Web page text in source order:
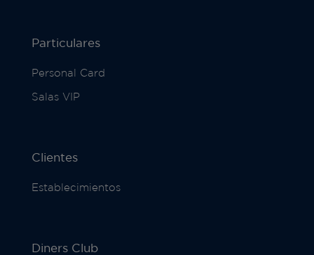
Particulares
Personal Card
Salas VIP
Clientes
Establecimientos
Diners Club